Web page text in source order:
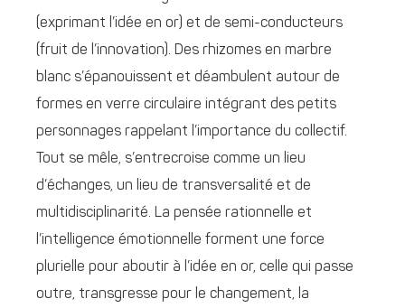
(exprimant l’idée en or) et de semi-conducteurs
(fruit de l’innovation). Des rhizomes en marbre
blanc s’épanouissent et déambulent autour de
formes en verre circulaire intégrant des petits
personnages rappelant l’importance du collectif.
Tout se mêle, s’entrecroise comme un lieu
d’échanges, un lieu de transversalité et de
multidisciplinarité. La pensée rationnelle et
l’intelligence émotionnelle forment une force
plurielle pour aboutir à l’idée en or, celle qui passe
outre, transgresse pour le changement, la